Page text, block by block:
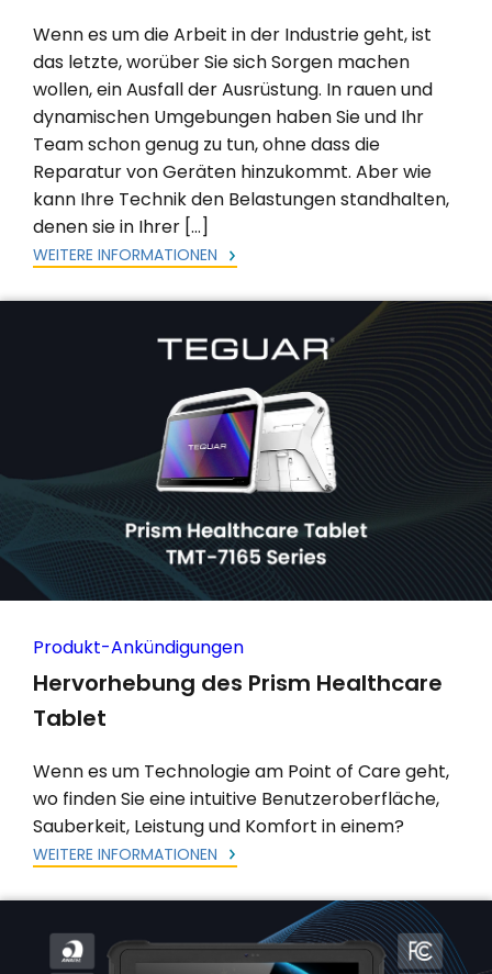
Wenn es um die Arbeit in der Industrie geht, ist
das letzte, worüber Sie sich Sorgen machen
wollen, ein Ausfall der Ausrüstung. In rauen und
dynamischen Umgebungen haben Sie und Ihr
Team schon genug zu tun, ohne dass die
Reparatur von Geräten hinzukommt. Aber wie
kann Ihre Technik den Belastungen standhalten,
denen sie in Ihrer […]
WEITERE INFORMATIONEN
Produkt-Ankündigungen
Hervorhebung des Prism Healthcare
Tablet
Wenn es um Technologie am Point of Care geht,
wo finden Sie eine intuitive Benutzeroberfläche,
Sauberkeit, Leistung und Komfort in einem?
WEITERE INFORMATIONEN